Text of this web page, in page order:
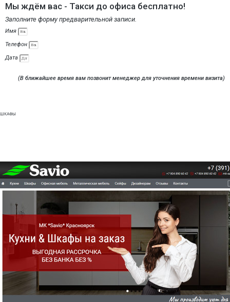
Мы ждём вас - Такси до офиса бесплатно!
Заполните форму предварительной записи.
Имя
Телефон
Дата
(В ближайшее время вам позвонит менеджер для уточнения времени визита)
ШКАФЫ